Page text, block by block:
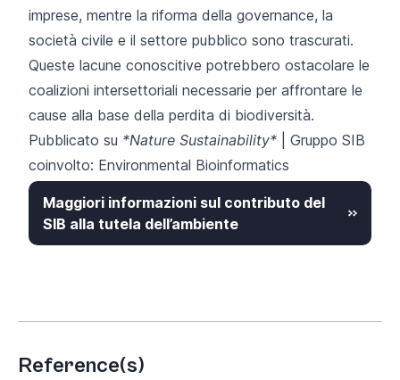
imprese, mentre la riforma della governance, la
società civile e il settore pubblico sono trascurati.
Queste lacune conoscitive potrebbero ostacolare le
coalizioni intersettoriali necessarie per affrontare le
cause alla base della perdita di biodiversità.
Pubblicato su *Nature Sustainability* | Gruppo SIB
coinvolto: Environmental Bioinformatics
Maggiori informazioni sul contributo del
SIB alla tutela dell’ambiente
Reference(s)